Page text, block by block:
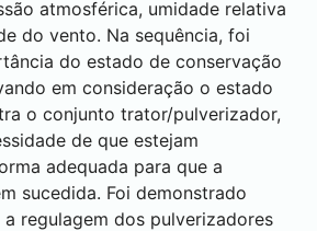
atmosférica, umidade relativa
do vento. Na sequência, foi
do estado de conservação
em consideração o estado
o conjunto trator/pulverizador,
de que estejam
adequada para que a
sucedida. Foi demonstrado
regulagem dos pulverizadores